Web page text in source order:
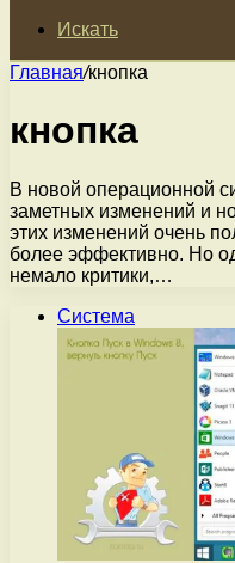
Искать
Главная/кнопка
кнопка
В новой операционной
заметных изменений и
этих изменений очень
более эффективно. Но
немало критики,…
Система